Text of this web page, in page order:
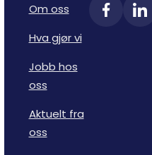
Om oss
Hva gjør vi
Jobb hos
oss
Aktuelt fra
oss